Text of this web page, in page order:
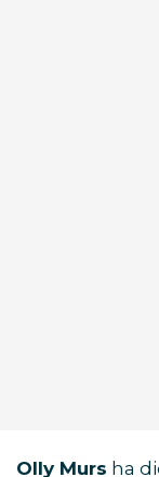
Olly Murs ha